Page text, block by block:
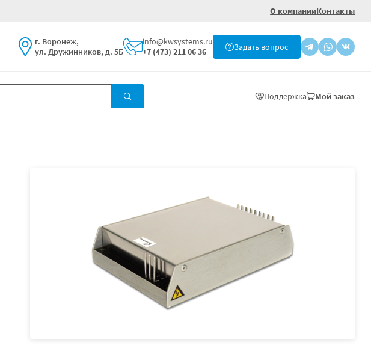
О компанииКонтакты
г. Воронеж,
ул. Дружинников, д. 5Б
info@kwsystems.ru
+7 (473) 211 06 36
Задать вопрос
Поддержка Мой заказ